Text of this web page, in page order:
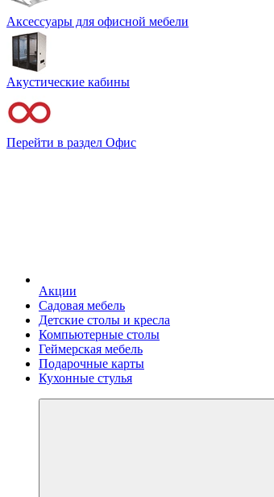
Аксессуары для офисной мебели
Акустические кабины
Перейти в раздел Офис
Акции
Садовая мебель
Детские столы и кресла
Компьютерные столы
Геймерская мебель
Подарочные карты
Кухонные стулья